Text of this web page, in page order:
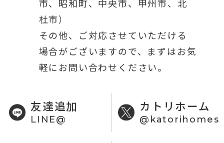
市、昭和町、中央市、甲州市、北
杜市）
その他、ご対応させていただける
場合がございますので、まずはお気
軽にお問い合わせください。
友達追加
LINE@
カトリホーム
@katorihomes